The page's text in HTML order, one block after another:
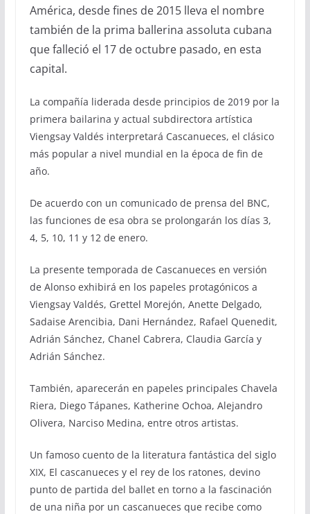
América, desde fines de 2015 lleva el nombre
también de la prima ballerina assoluta cubana
que falleció el 17 de octubre pasado, en esta
capital.
La compañía liderada desde principios de 2019 por la
primera bailarina y actual subdirectora artística
Viengsay Valdés interpretará Cascanueces, el clásico
más popular a nivel mundial en la época de fin de
año.
De acuerdo con un comunicado de prensa del BNC,
las funciones de esa obra se prolongarán los días 3,
4, 5, 10, 11 y 12 de enero.
La presente temporada de Cascanueces en versión
de Alonso exhibirá en los papeles protagónicos a
Viengsay Valdés, Grettel Morejón, Anette Delgado,
Sadaise Arencibia, Dani Hernández, Rafael Quenedit,
Adrián Sánchez, Chanel Cabrera, Claudia García y
Adrián Sánchez.
También, aparecerán en papeles principales Chavela
Riera, Diego Tápanes, Katherine Ochoa, Alejandro
Olivera, Narciso Medina, entre otros artistas.
Un famoso cuento de la literatura fantástica del siglo
XIX, El cascanueces y el rey de los ratones, devino
punto de partida del ballet en torno a la fascinación
de una niña por un cascanueces que recibe como